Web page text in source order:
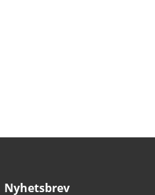
Nyhetsbrev